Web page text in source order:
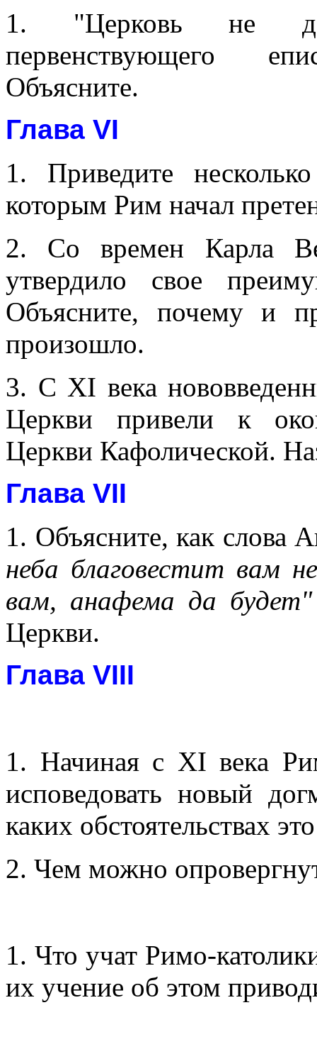
1. "Церковь не
первенствующего
Объясните.
Глава VI
1. Приведите
которым Рим начал
2. Со времен Карла
утвердило свое
Объясните, почему и
произошло.
3. С XI века
Церкви привели к
Церкви Кафолической.
Глава VII
1. Объясните, как слова
неба благовестит вам
вам, анафема да будет"
Церкви.
Глава VIII
1. Начиная с XI века
исповедовать новый
каких обстоятельствах
2. Чем можно
1. Что учат Римо-
их учение об этом